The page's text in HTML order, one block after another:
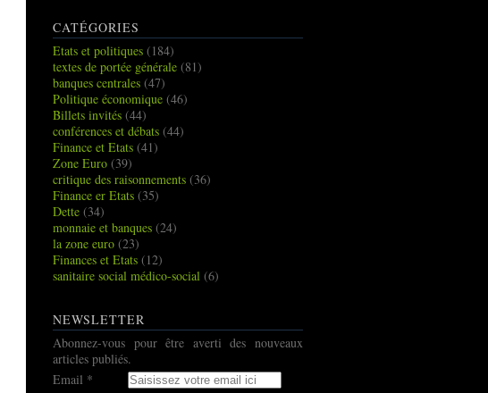
CATÉGORIES
Etats et politiques (184)
textes de portée générale (81)
banques centrales (47)
Politique économique (46)
Billets invités (44)
conférences et débats (44)
Finance et Etats (41)
Zone Euro (39)
critique des raisonnements (36)
Finance er Etats (35)
Dette (34)
monnaie et banques (24)
la zone euro (23)
Finances et Etats (12)
sanitaire social médico-social (6)
NEWSLETTER
Abonnez-vous pour être averti des nouveaux
articles publiés.
Email